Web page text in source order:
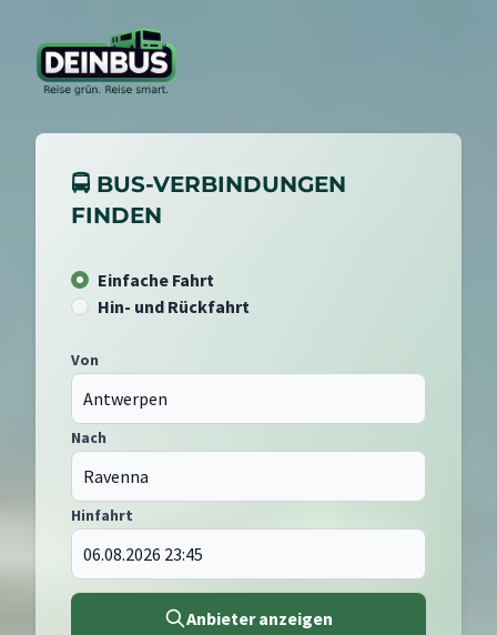
🚍 BUS-VERBINDUNGEN
FINDEN
Einfache Fahrt
Hin- und Rückfahrt
Von
Nach
Hinfahrt
Anbieter anzeigen